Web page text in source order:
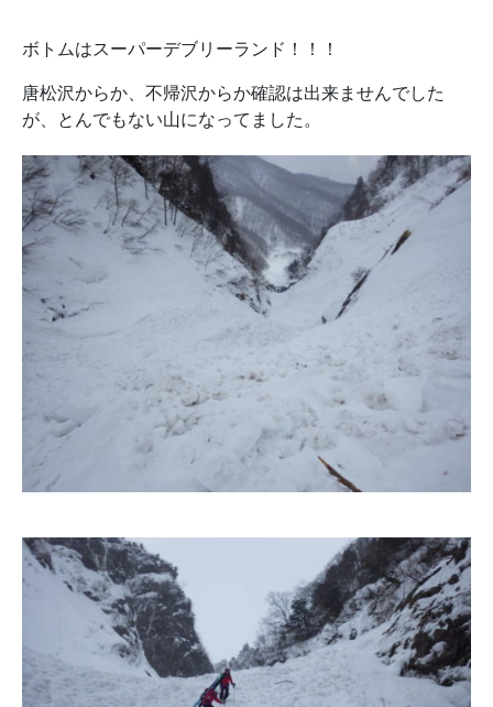
ボトムはスーパーデブリーランド！！！
唐松沢からか、不帰沢からか確認は出来ませんでした
が、とんでもない山になってました。